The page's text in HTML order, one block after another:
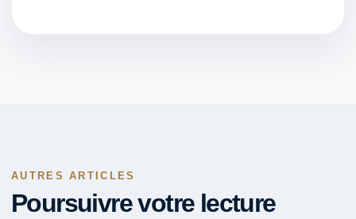
AUTRES ARTICLES
Poursuivre votre lecture